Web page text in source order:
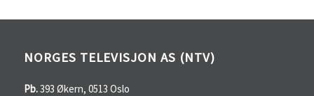
NORGES TELEVISJON AS (NTV)
Pb.393 Økern, 0513 Oslo